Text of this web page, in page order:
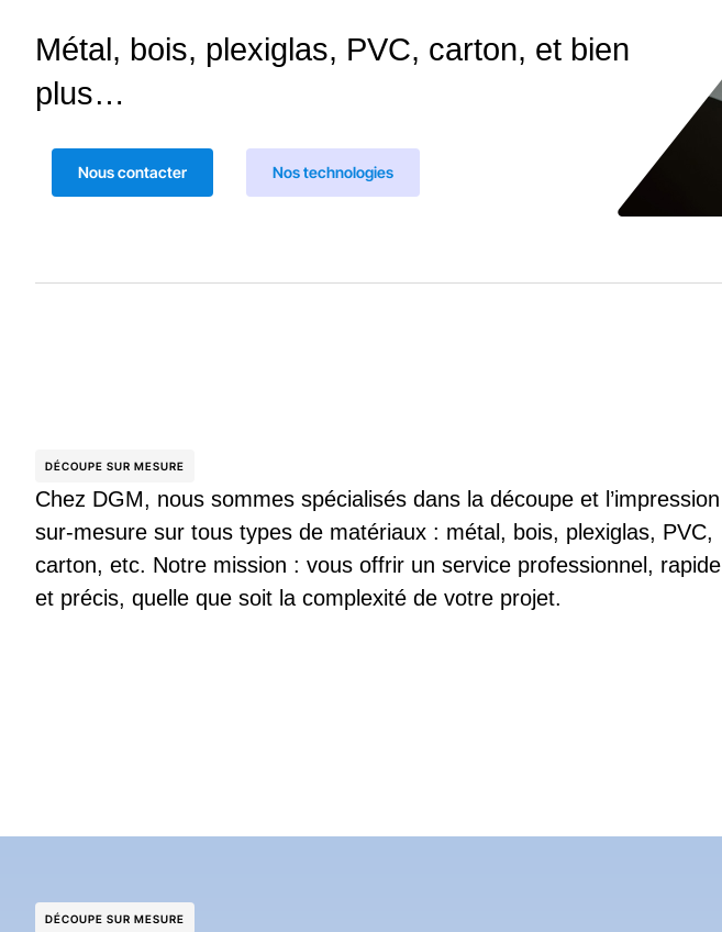
Métal, bois, plexiglas, PVC, carton, et bien
plus…
Nous contacter Nos technologies
DÉCOUPE SUR MESURE
Chez DGM, nous sommes spécialisés dans la découpe et l’impression
sur-mesure sur tous types de matériaux : métal, bois, plexiglas, PVC,
carton, etc. Notre mission : vous offrir un service professionnel, rapide
et précis, quelle que soit la complexité de votre projet.
DÉCOUPE SUR MESURE